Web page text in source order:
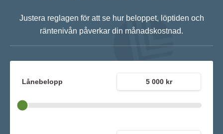
Justera reglagen för att se hur beloppet, löptiden och
räntenivån påverkar din månadskostnad.
Lånebelopp 5 000 kr